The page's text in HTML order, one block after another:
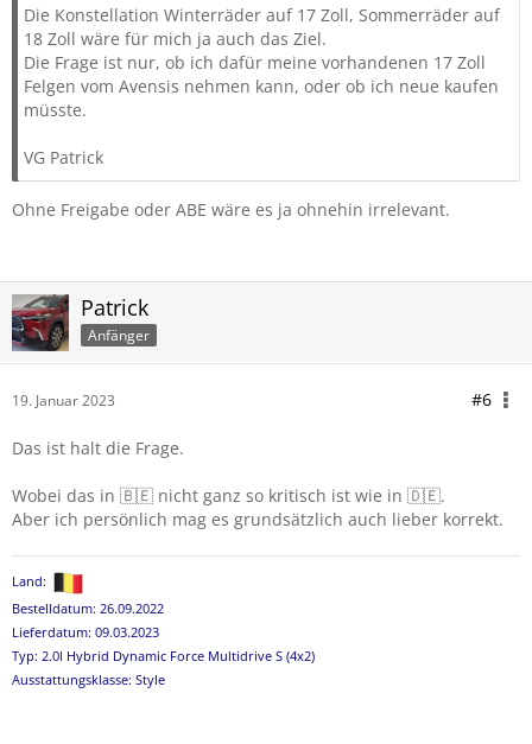
Die Konstellation Winterräder auf 17 Zoll, Sommerräder auf
18 Zoll wäre für mich ja auch das Ziel.
Die Frage ist nur, ob ich dafür meine vorhandenen 17 Zoll
Felgen vom Avensis nehmen kann, oder ob ich neue kaufen
müsste.
VG Patrick
Ohne Freigabe oder ABE wäre es ja ohnehin irrelevant.
Patrick
Anfänger
19. Januar 2023 #6
Das ist halt die Frage.
Wobei das in 🇧🇪 nicht ganz so kritisch ist wie in 🇩🇪.
Aber ich persönlich mag es grundsätzlich auch lieber korrekt.
Land:
Bestelldatum: 26.09.2022
Lieferdatum: 09.03.2023
Typ: 2.0l Hybrid Dynamic Force Multidrive S (4x2)
Ausstattungsklasse: Style